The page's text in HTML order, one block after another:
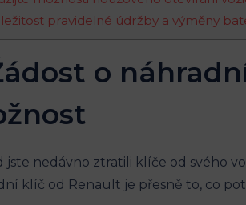
pravidelné údržby a výměny
o
jste nedávno ‌ztratili klíče od svého
klíč od Renault je přesně ​to,⁤ co